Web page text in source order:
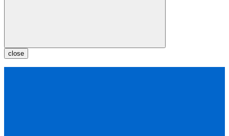
close